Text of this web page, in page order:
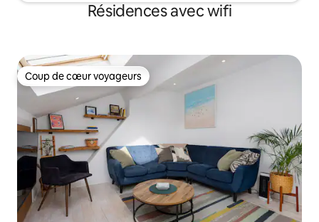
Résidences avec wifi
Coup de cœur voyageurs
Coup de cœur voyageurs